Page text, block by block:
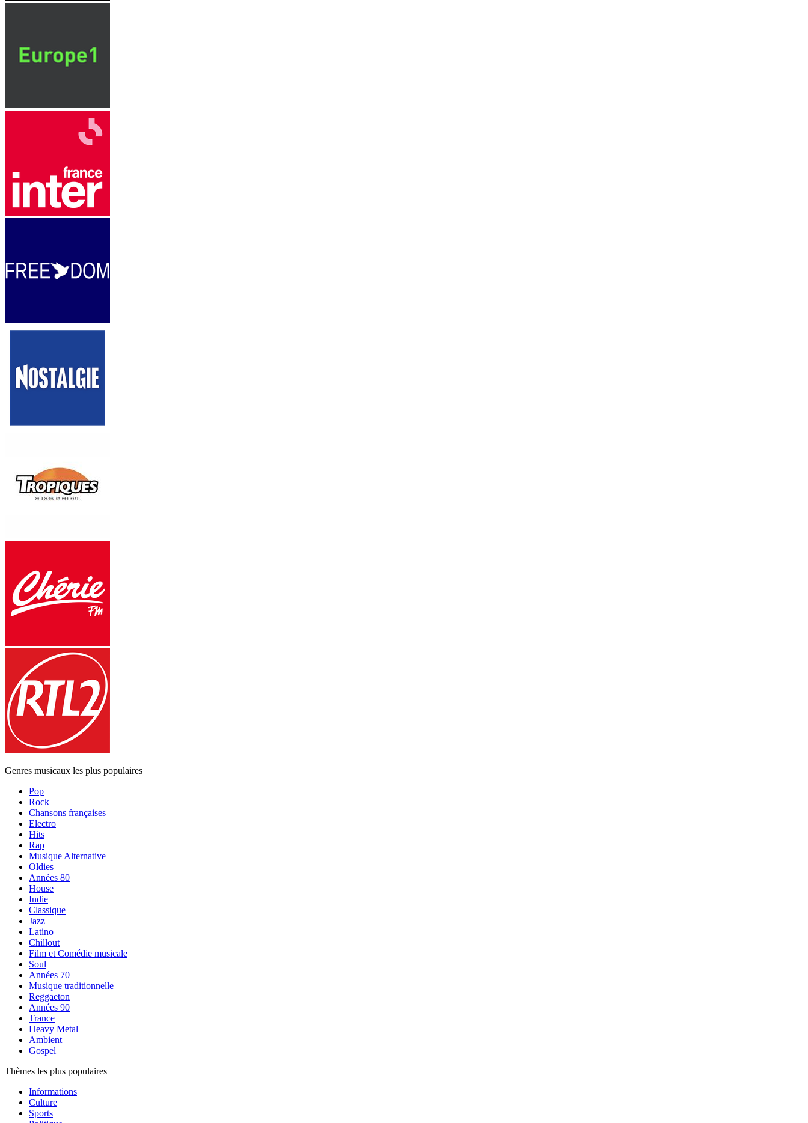
Genres musicaux les plus populaires
Pop
Rock
Chansons françaises
Electro
Hits
Rap
Musique Alternative
Oldies
Années 80
House
Indie
Classique
Jazz
Latino
Chillout
Film et Comédie musicale
Soul
Années 70
Musique traditionnelle
Reggaeton
Années 90
Trance
Heavy Metal
Ambient
Gospel
Thèmes les plus populaires
Informations
Culture
Sports